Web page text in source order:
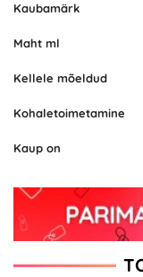
Kaubamärk
Maht ml
Kellele mõeldud
Kohaletoimetamine
Kaup on